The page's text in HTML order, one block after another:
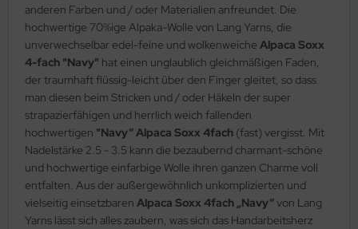
anderen Farben und / oder Materialien anfreundet. Die
hochwertige 70%ige Alpaka-Wolle von Lang Yarns, die
unverwechselbar edel-feine und wolkenweiche Alpaca Soxx
4-fach "Navy" hat einen unglaublich gleichmäßigen Faden,
der traumhaft flüssig-leicht über den Finger gleitet, so dass
man diesen beim Stricken und / oder Häkeln der super
strapazierfähigen und herrlich weich fallenden
hochwertigen "Navy“ Alpaca Soxx 4fach (fast) vergisst. Mit
Nadelstärke 2.5 - 3.5 kann die bezaubernd charmant-schöne
und hochwertige einfarbige Wolle ihren ganzen Charme voll
entfalten. Aus der außergewöhnlich unkomplizierten und
vielseitig einsetzbaren Alpaca Soxx 4fach „Navy“von Lang
Yarns lässt sich alles zaubern, was sich das Handarbeitsherz